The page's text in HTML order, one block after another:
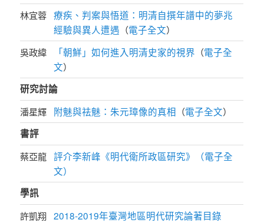
林宜蓉 療疾、判案與悟道：明清自撰年譜中的夢兆
經驗與異人遭遇 （電子全文）
吳政緯
「朝鮮」如何進入明清史家的視界 （電子全
文）
研究討論
潘星輝 附魅與祛魅：朱元璋像的真相 （電子全文）
書評
蔡亞龍 評介李新峰《明代衛所政區研究》（電子全
文）
學訊
許凱翔 2018-2019年臺灣地區明代研究論著目錄